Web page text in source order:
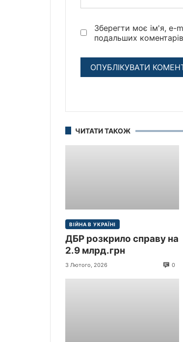
Зберегти моє ім'я, e-
подальших
ЧИТАТИ ТАКОЖ
ВІЙНА В УКРАЇНІ
ДБР розкрило справу на
2.9 млрд.грн
3 Лютого, 2026 0